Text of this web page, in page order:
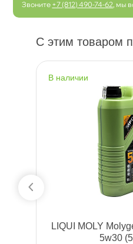
Звоните +7 (812) 490-74-62 , мы
С этим товаром
наличии
LIQUI MOLY
5w30